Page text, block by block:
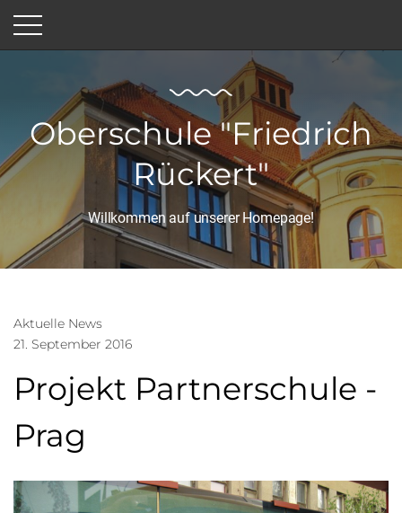
Oberschule "Friedrich
Rückert"
Willkommen auf unserer Homepage!
Aktuelle News
21. September 2016
Projekt Partnerschule -
Prag